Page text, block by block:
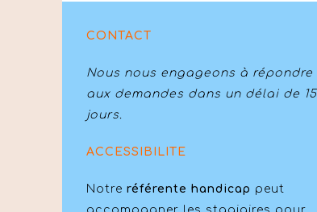
CONTACT
Nous nous engageons à répondre
aux demandes dans un délai de 15
jours.
ACCESSIBILITE
Notreréférente handicap peut